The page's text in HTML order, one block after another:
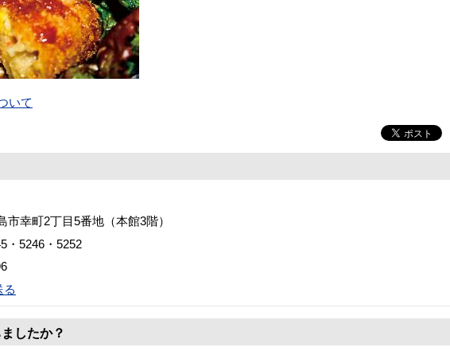
いて
幸町2丁目5番地（本館3階）
・5246・5252
る
したか？